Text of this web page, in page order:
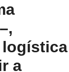
logística
a